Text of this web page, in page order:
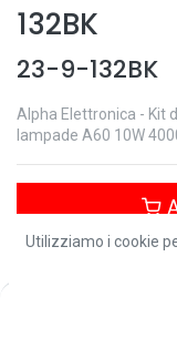
132BK
23-9-132BK
Alpha Elettronica - Kit
lampade A60 10W
Utilizziamo i cookie